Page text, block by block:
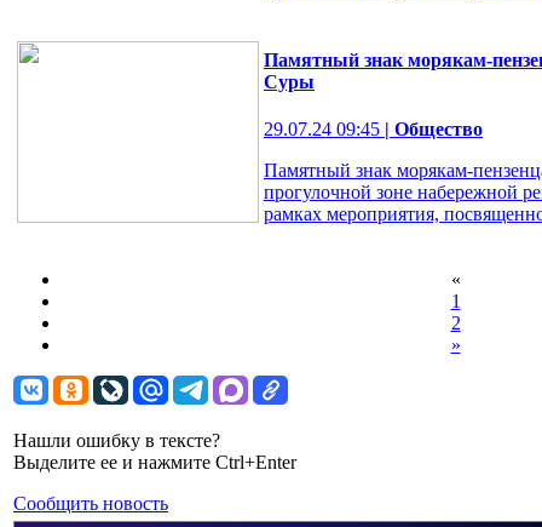
Памятный знак морякам-
Суры
29.07.24 09:45 | Общество
Памятный знак морякам-
прогулочной зоне набережной
рамках мероприятия,
«
1
2
»
Нашли ошибку в тексте?
Выделите ее и нажмите Ctrl+Enter
Сообщить новость